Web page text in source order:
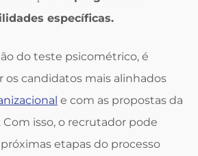
específicas.
do teste psicométrico, é
os candidatos mais alinhados
e com as propostas da
isso, o recrutador pode
etapas do processo